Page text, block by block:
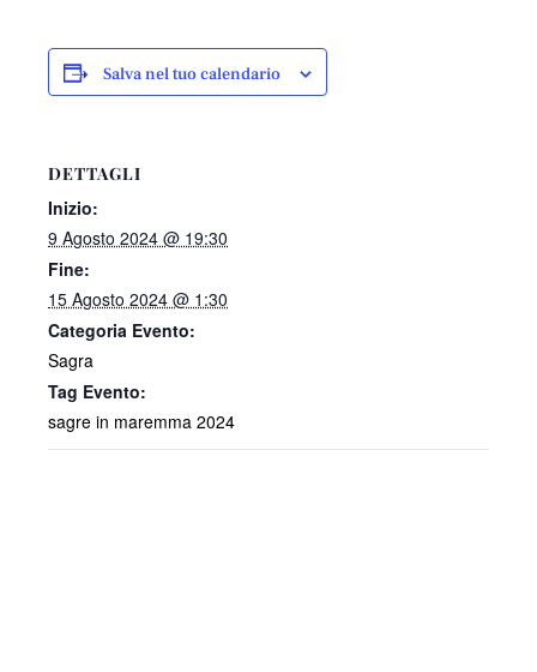
Salva nel tuo calendario
DETTAGLI
Inizio:
9 Agosto 2024 @ 19:30
Fine:
15 Agosto 2024 @ 1:30
Categoria Evento:
Sagra
Tag Evento:
sagre in maremma 2024